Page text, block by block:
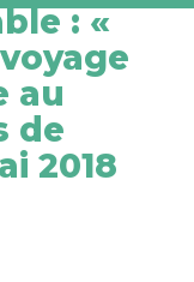
: «
au
de
2018